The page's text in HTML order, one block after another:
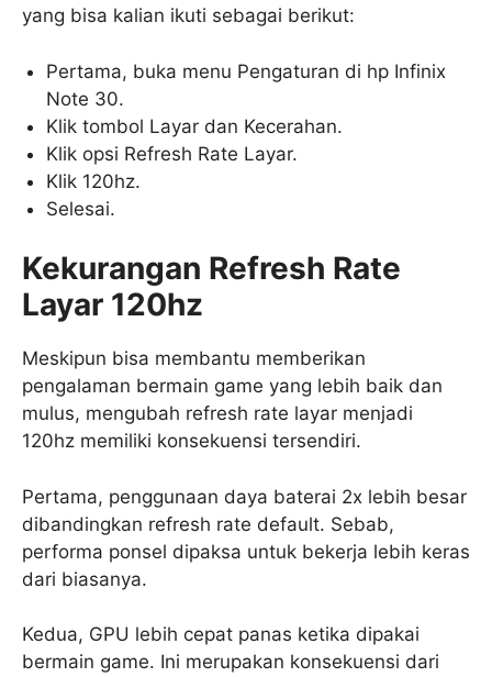
yang bisa kalian ikuti sebagai berikut:
Pertama, buka menu Pengaturan di hp Infinix
Note 30.
Klik tombol Layar dan Kecerahan.
Klik opsi Refresh Rate Layar.
Klik 120hz.
Selesai.
Kekurangan Refresh Rate
Layar 120hz
Meskipun bisa membantu memberikan
pengalaman bermain game yang lebih baik dan
mulus, mengubah refresh rate layar menjadi
120hz memiliki konsekuensi tersendiri.
Pertama, penggunaan daya baterai 2x lebih besar
dibandingkan refresh rate default. Sebab,
performa ponsel dipaksa untuk bekerja lebih keras
dari biasanya.
Kedua, GPU lebih cepat panas ketika dipakai
bermain game. Ini merupakan konsekuensi dari